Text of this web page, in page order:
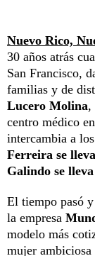
Nuevo Rico,
30 años atrás
San Francisco,
familias y de
Lucero Molina,
centro médico
intercambia a
Ferreira se
Galindo se
El tiempo pasó
la empresa
modelo más
mujer ambiciosa